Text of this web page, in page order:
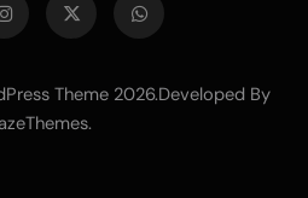
Theme 2026.Developed By
.